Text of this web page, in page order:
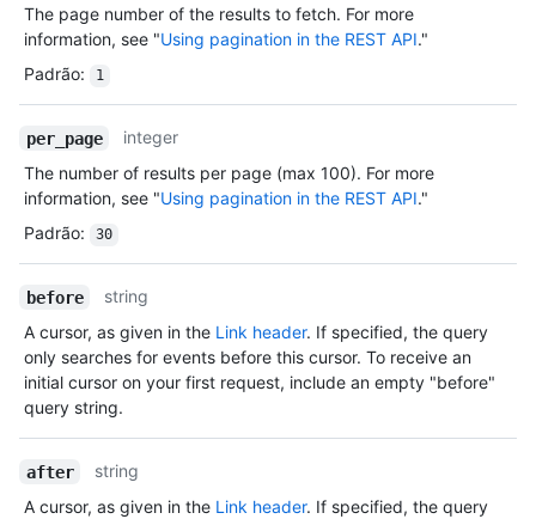
The page number of the results to fetch. For more
information, see "Using pagination in the REST API."
Padrão: 1
per_page
integer
The number of results per page (max 100). For more
information, see "Using pagination in the REST API."
Padrão: 30
before
string
A cursor, as given in the Link header. If specified, the query
only searches for events before this cursor. To receive an
initial cursor on your first request, include an empty "before"
query string.
after
string
A cursor, as given in the Link header. If specified, the query